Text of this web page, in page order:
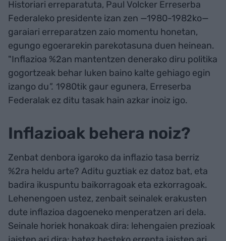
Historiari erreparatuta, Paul Volcker Erreserba
Federaleko presidente izan zen —1980-1982ko—
garaiari erreparatzen zaio momentu honetan,
egungo egoerarekin parekotasuna duen heinean.
"Inflazioa %2an mantentzen denerako diru politika
gogortzeak behar luken baino kalte gehiago egin
izango du". 1980tik gaur egunera, Erreserba
Federalak ez ditu tasak hain azkar inoiz igo.
Inflazioak behera noiz?
Zenbat denbora igaroko da inflazio tasa berriz
%2ra heldu arte? Aditu guztiak ez datoz bat, eta
badira ikuspuntu baikorragoak eta ezkorragoak.
Lehenengoen ustez, zenbait seinalek erakusten
dute inflazioa dagoeneko menperatzen ari dela.
Seinale horiek honakoak dira: lehengaien prezioak